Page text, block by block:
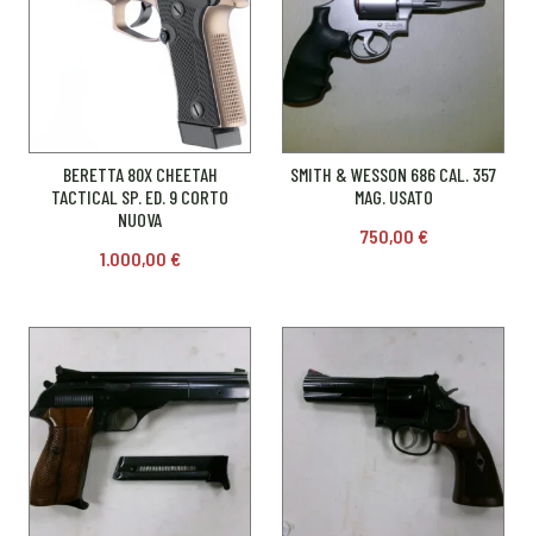
BERETTA 80X CHEETAH
TACTICAL SP. ED. 9 CORTO
NUOVA
1.000,00 €
SMITH & WESSON 686 CAL. 357
MAG. USATO
750,00 €